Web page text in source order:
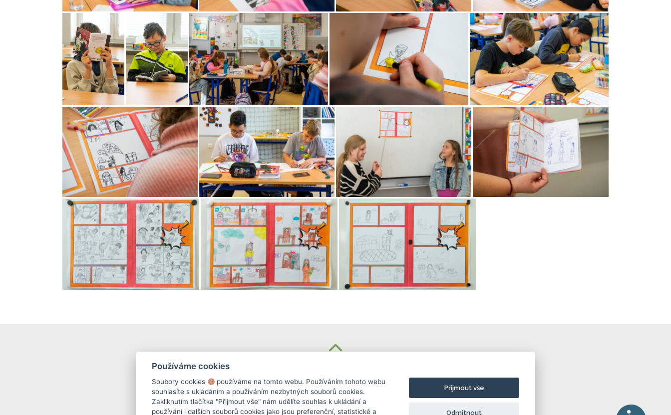
Základní škola
Košinova 22, Brno 612 00
Používáme cookies
Soubory cookies
používáme na tomto webu. Používáním tohoto webu
souhlasíte s ukládáním a používáním nezbytných souborů cookies.
Zakliknutím tlačítka "Přijmout vše" nám udělíte souhlas k ukládání a
používání i dalších souborů cookies jako jsou preferenční, statistické a
Přijmout vše
Odmítnout